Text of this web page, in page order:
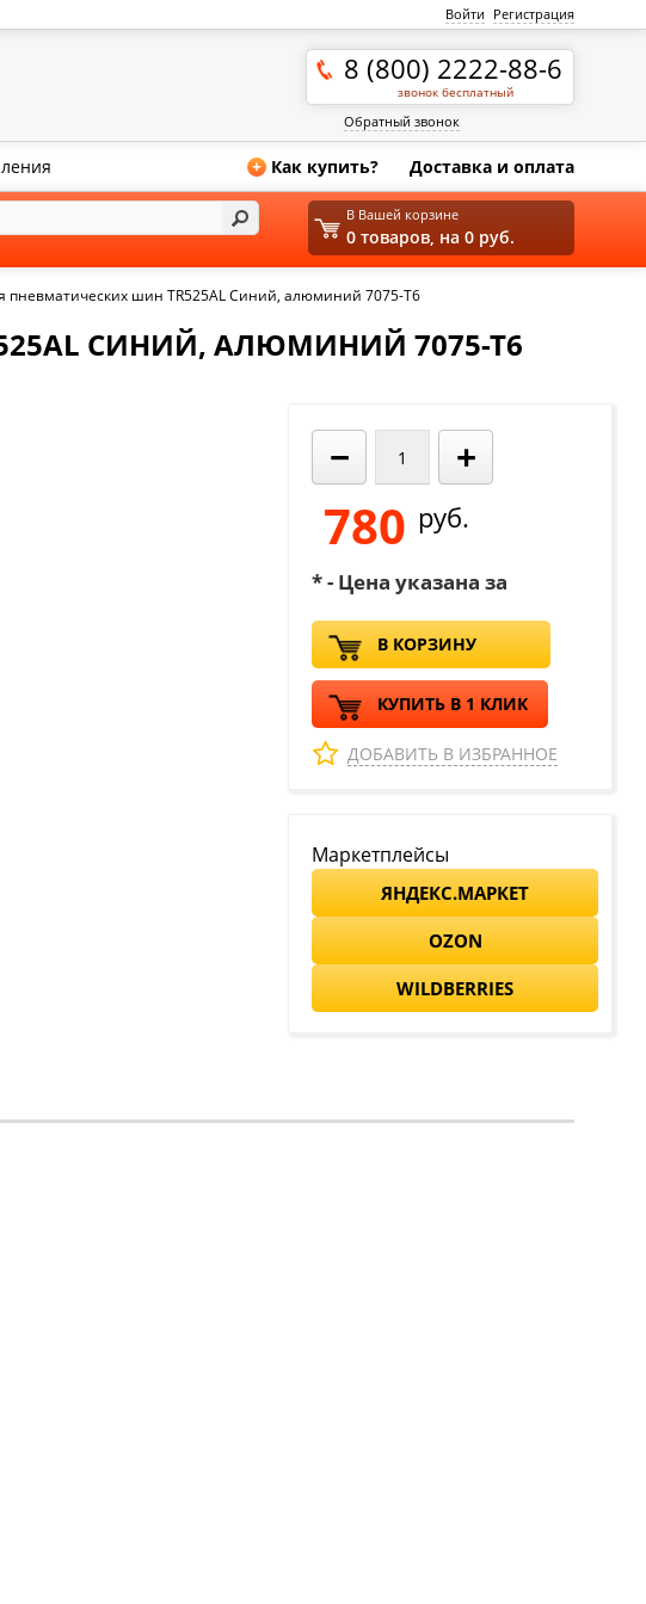
Войти Регистрация
8 (800) 2222-88-6
звонок бесплатный
Обратный звонок
+ Как купить? Доставка и оплата
пневматических шин TR525AL Синий, алюминий 7075-Т6
СИНИЙ, АЛЮМИНИЙ 7075-Т6
− +
780 руб.
* - Цена указана за
В КОРЗИНУ
КУПИТЬ В 1 КЛИК
ДОБАВИТЬ В ИЗБРАННОЕ
Маркетплейсы
ЯНДЕКС.МАРКЕТ
OZON
WILDBERRIES
В Вашей корзине
0 товаров, на 0 руб.